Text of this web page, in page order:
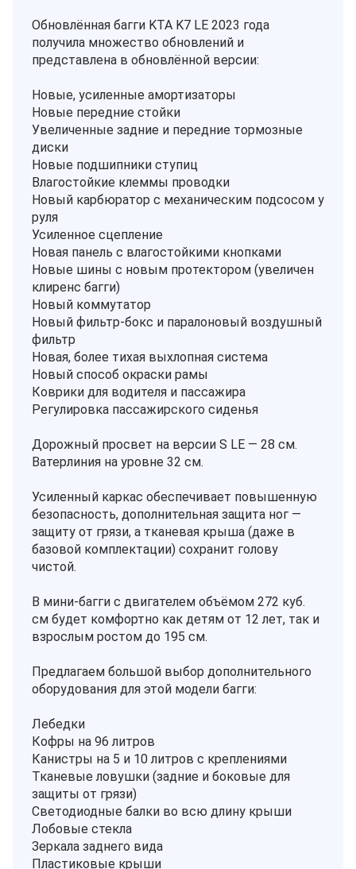
Обновлённая багги KTA K7 LE 2023 года
получила множество обновлений и
представлена в обновлённой версии:
Новые, усиленные амортизаторы
Новые передние стойки
Увеличенные задние и передние тормозные
диски
Новые подшипники ступиц
Влагостойкие клеммы проводки
Новый карбюратор с механическим подсосом у
руля
Усиленное сцепление
Новая панель с влагостойкими кнопками
Новые шины с новым протектором (увеличен
клиренс багги)
Новый коммутатор
Новый фильтр-бокс и паралоновый воздушный
фильтр
Новая, более тихая выхлопная система
Новый способ окраски рамы
Коврики для водителя и пассажира
Регулировка пассажирского сиденья
Дорожный просвет на версии S LE — 28 см.
Ватерлиния на уровне 32 см.
Усиленный каркас обеспечивает повышенную
безопасность, дополнительная защита ног —
защиту от грязи, а тканевая крыша (даже в
базовой комплектации) сохранит голову
чистой.
В мини-багги с двигателем объёмом 272 куб.
см будет комфортно как детям от 12 лет, так и
взрослым ростом до 195 см.
Предлагаем большой выбор дополнительного
оборудования для этой модели багги:
Лебедки
Кофры на 96 литров
Канистры на 5 и 10 литров с креплениями
Тканевые ловушки (задние и боковые для
защиты от грязи)
Светодиодные балки во всю длину крыши
Лобовые стекла
Зеркала заднего вида
Пластиковые крыши